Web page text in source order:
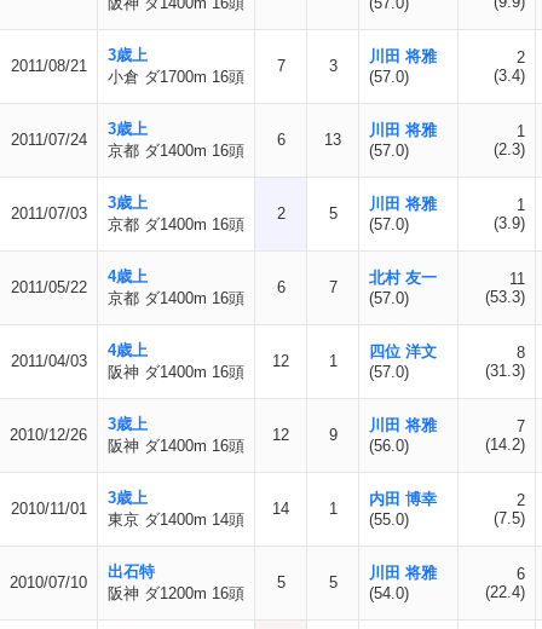
2011/08/21
3歳上
小倉 ダ1700m 16頭
7 3
川田 将雅
(57.0)
2
(3.4)
2011/07/24
3歳上
京都 ダ1400m 16頭
6 13
川田 将雅
(57.0)
1
(2.3)
2011/07/03
3歳上
京都 ダ1400m 16頭
2 5
川田 将雅
(57.0)
1
(3.9)
2011/05/22
4歳上
京都 ダ1400m 16頭
6 7
北村 友一
(57.0)
11
(53.3)
2011/04/03
4歳上
阪神 ダ1400m 16頭
12 1
四位 洋文
(57.0)
8
(31.3)
2010/12/26
3歳上
阪神 ダ1400m 16頭
12 9
川田 将雅
(56.0)
7
(14.2)
2010/11/01
3歳上
東京 ダ1400m 14頭
14 1
内田 博幸
(55.0)
2
(7.5)
2010/07/10
出石特
阪神 ダ1200m 16頭
5 5
川田 将雅
(54.0)
6
(22.4)